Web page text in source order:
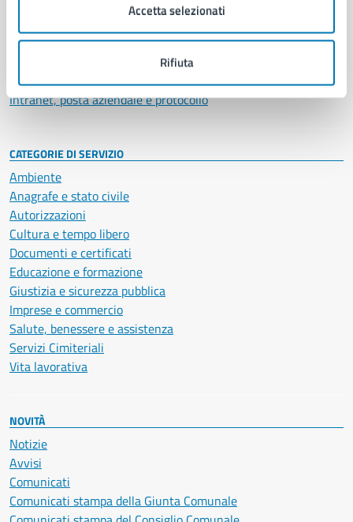
Accetta selezionati
Rifiuta
Politici
Documenti e dati
Intranet, posta aziendale e protocollo
CATEGORIE DI SERVIZIO
Ambiente
Anagrafe e stato civile
Autorizzazioni
Cultura e tempo libero
Documenti e certificati
Educazione e formazione
Giustizia e sicurezza pubblica
Imprese e commercio
Salute, benessere e assistenza
Servizi Cimiteriali
Vita lavorativa
NOVITÀ
Notizie
Avvisi
Comunicati
Comunicati stampa della Giunta Comunale